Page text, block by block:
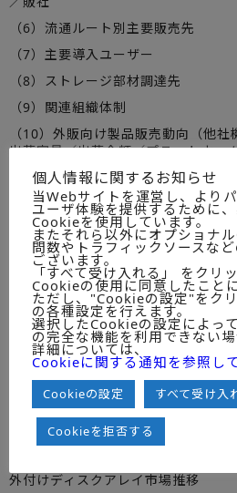
（6）流通ルート別主要販売先
（7）主要導入ユーザー
（8）ストレージ部材調達先
（9）関連組織体制
（10）外販向け製品販売動向（他社
出荷容量／出荷金額／プラットホー
（11）オープン系外付けディスクア
（12）保守／サポート体制
（13）販売戦略
チャネル／保守・サポート／製品・
（14）今後の展開ストレージエリア
プロフェッショナルサービスetc.
● 目次
ストレージシステム市場推移
〈図表1-4～6〉
ストレージシステム関連売上高／伸
外付けディスクアレイ市場推移
個人情報に関するお知らせ
当Webサイトを運営し、より
ユーザ体験を提供するために
Cookieを使用しています。
またそれら以外にオプショナ
問数やトラフィックソースな
ございます。
「すべて受け入れる」 をクリ
Cookieの使用に同意したこと
ただし、"Cookieの設定"をク
の各種設定を行えます。
選択したCookieの設定によっ
の完全な機能を利用できない
詳細については、
Cookieに関する通知を参照し
Cookieの設定 すべて受け入
Cookieを拒否する